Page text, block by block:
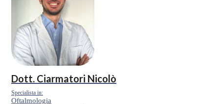
Dott. Ciarmatori Nicolò
Specialista in:
Oftalmologia